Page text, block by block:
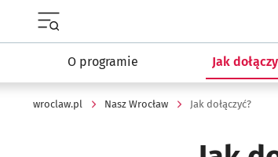
O programie Jak
wroclaw.pl Nasz Wrocław Jak dołączyć?